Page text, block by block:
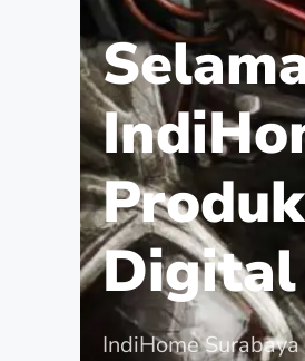
IndiHome